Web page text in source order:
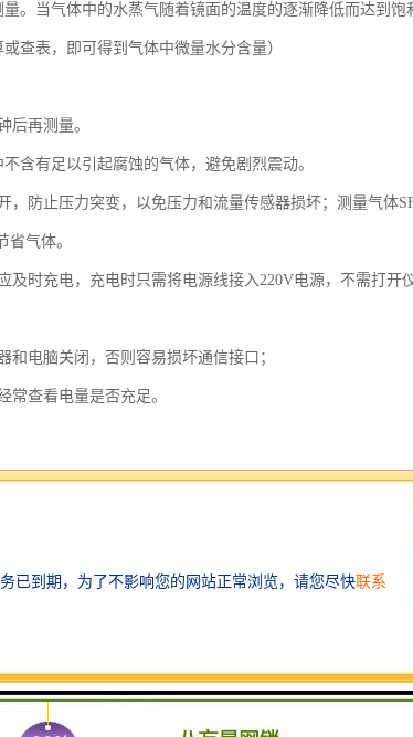
。当气体中的水蒸气随着镜面的温度的逐渐降低而达到
查表，即可得到气体中微量水分含量）
后再测量。
含有足以引起腐蚀的气体，避免剧烈震动。
，防止压力突变，以免压力和流量传感器损坏；测量气体
气体。
及时充电，充电时只需将电源线接入220V电源，不需打
和电脑关闭，否则容易损坏通信接口；
常查看电量是否充足。